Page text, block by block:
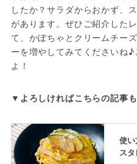
したか？サラダからおかず、
があります。ぜひご紹介した
て、かぼちゃとクリームチー
ーを増やしてみてくださいね
よ！
▼よろしければこちらの記事
使
ス